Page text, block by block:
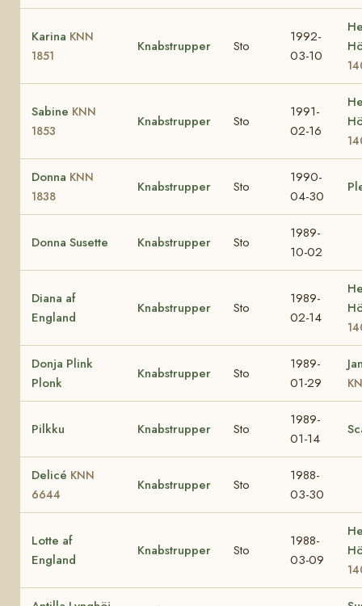
Karina KNN
1851
Knabstrupper Sto
1992-
03-10
Sabine KNN
1853
Knabstrupper Sto
1991-
02-16
Donna KNN
1838
Knabstrupper Sto
1990-
04-30
Donna Susette Knabstrupper Sto
1989-
10-02
Diana af
England
Knabstrupper Sto
1989-
02-14
Donja Plink
Plonk
Knabstrupper Sto
1989-
01-29
Pilkku Knabstrupper Sto
1989-
01-14
Delicé KNN
6644
Knabstrupper Sto
1988-
03-30
Lotte af
England
Knabstrupper Sto
1988-
03-09